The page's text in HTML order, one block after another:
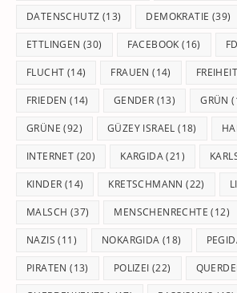
DATENSCHUTZ (13) DEMOKRATIE (39)
ETTLINGEN (30) FACEBOOK (16)
FLUCHT (14) FRAUEN (14) FREIHEIT
FRIEDEN (14) GENDER (13) GRÜN
GRÜNE (92) GÜZEY ISRAEL (18)
INTERNET (20) KARGIDA(21)
KINDER (14) KRETSCHMANN (22)
MALSCH (37) MENSCHENRECHTE (12)
NAZIS (11) NOKARGIDA (18)
PIRATEN (13) POLIZEI (22)